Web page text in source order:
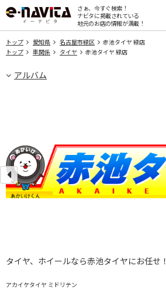
さぁ、今すぐ検索！
ナビタに掲載されている
地元のお店の情報が満載！
トップ 愛知県 名古屋市緑区
赤池タイヤ 緑店
トップ
車関係 タイヤ 赤池タイヤ 緑店
アルバム
アカイケタイヤ ミドリテン
タイヤ、ホイールなら赤池タイヤにお任せ！